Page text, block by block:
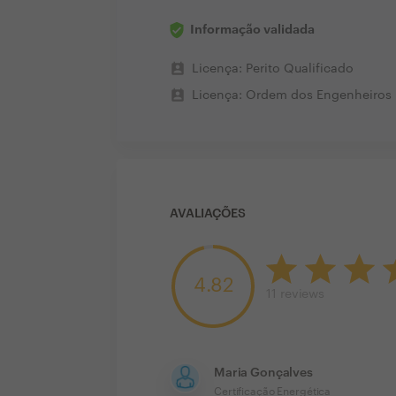
Informação validada
perm_contact_calendar Licença: Perito Qualificado
perm_contact_calendar Licença: Ordem dos Engenheiros
AVALIAÇÕES
4.82
Maria Gonçalves
Certificação Energética